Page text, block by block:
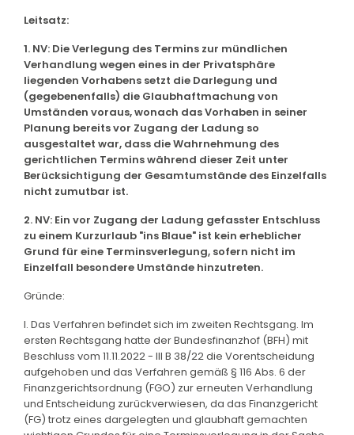
Leitsatz:
1. NV: Die Verlegung des Termins zur mündlichen
Verhandlung wegen eines in der Privatsphäre
liegenden Vorhabens setzt die Darlegung und
(gegebenenfalls) die Glaubhaftmachung von
Umständen voraus, wonach das Vorhaben in seiner
Planung bereits vor Zugang der Ladung so
ausgestaltet war, dass die Wahrnehmung des
gerichtlichen Termins während dieser Zeit unter
Berücksichtigung der Gesamtumstände des Einzelfalls
nicht zumutbar ist.
2. NV: Ein vor Zugang der Ladung gefasster Entschluss
zu einem Kurzurlaub "ins Blaue" ist kein erheblicher
Grund für eine Terminsverlegung, sofern nicht im
Einzelfall besondere Umstände hinzutreten.
Gründe:
I. Das Verfahren befindet sich im zweiten Rechtsgang. Im
ersten Rechtsgang hatte der Bundesfinanzhof (BFH) mit
Beschluss vom 11.11.2022 - III B 38/22 die Vorentscheidung
aufgehoben und das Verfahren gemäß § 116 Abs. 6 der
Finanzgerichtsordnung (FGO) zur erneuten Verhandlung
und Entscheidung zurückverwiesen, da das Finanzgericht
(FG) trotz eines dargelegten und glaubhaft gemachten